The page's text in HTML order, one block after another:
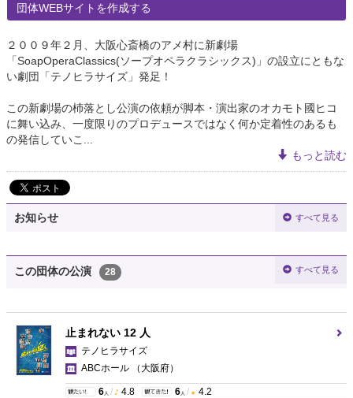
団体WEBサイトを作成する
２００９年２月、大阪心斎橋のアメ村に新劇場
「SoapOperaClassics(ソープオペラクラシックス)」の設立にともな
い劇団「テノヒラサイズ」発足！
この新劇場の杮落とし公演の依頼が脚本・演出家のオカモト國ヒコ
に舞い込み、一度限りのプロデュースではなく何か定着性のあるも
の発信していこ...
もっと読む
お知らせ すべて見る
この団体の公演 28 すべて見る
止まれない 12 人
テノヒラサイズ
ABCホール
（大阪府）
6 人 / 4.8 6 人 / 4.2